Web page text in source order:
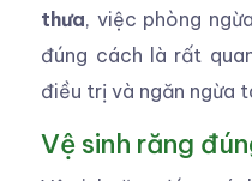
thưa, việc phòng
đúng cách là rất
điều trị và ngăn ngừa
Vệ sinh răng